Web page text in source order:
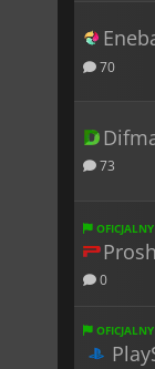
70
73
0